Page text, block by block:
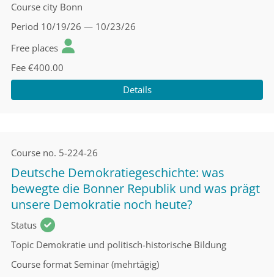
Course city Bonn
Period 10/19/26 — 10/23/26
Free places
Fee €400.00
Details
Course no. 5-224-26
Deutsche Demokratiegeschichte: was
bewegte die Bonner Republik und was prägt
unsere Demokratie noch heute?
Status
Topic Demokratie und politisch-historische Bildung
Course format Seminar (mehrtägig)